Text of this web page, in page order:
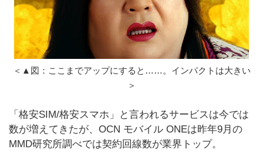
＜▲図：ここまでアップにすると……。インパクトは大きい
＞
「格安SIM/格安スマホ」と言われるサービスは今では
数が増えてきたが、OCN モバイル ONEは昨年9月の
MMD研究所調べでは契約回線数が業界トップ。